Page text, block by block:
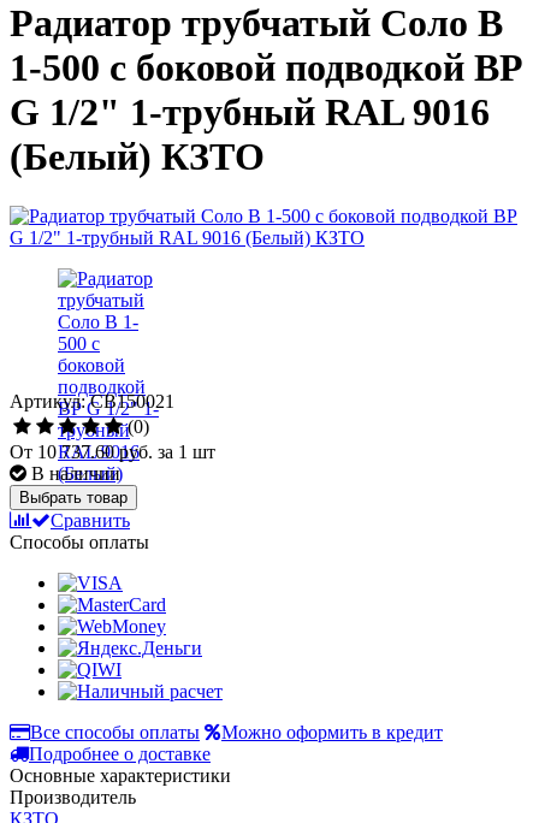
Радиатор трубчатый Соло В
1-500 с боковой подводкой ВР
G 1/2" 1-трубный RAL 9016
(Белый) КЗТО
Артикул: СВ150021
(0)
От 10 737.60 руб. за 1 шт
В наличии
Выбрать товар
Сравнить
Способы оплаты
Все способы оплаты
Можно оформить в кредит
Подробнее о доставке
Основные характеристики
Производитель
КЗТО